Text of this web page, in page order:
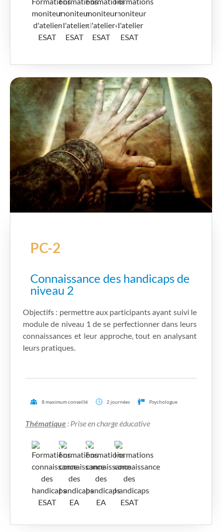
PC-2
Connaissance des handicaps de
niveau 2
Objectifs : permettre aux participants ayant suivi le
module de niveau 1 de se perfectionner dans leurs
connaissances et leur approche, tout en analysant
leurs pratiques.
8 maximum conseillé 2 journées Psychologue
Thématique: Prise en charge éducative